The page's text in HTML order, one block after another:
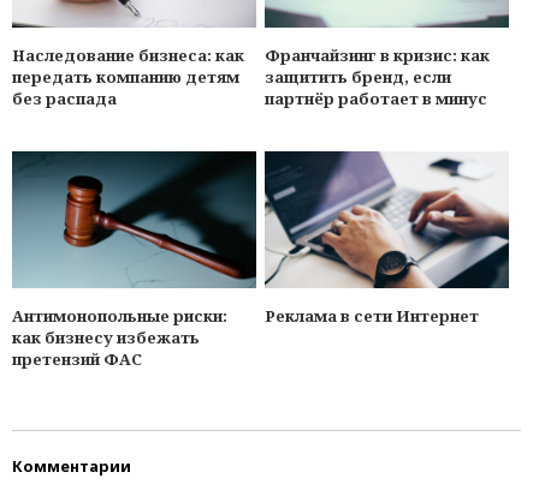
Наследование бизнеса: как
передать компанию детям
без распада
Франчайзинг в кризис: как
защитить бренд, если
партнёр работает в минуc
Антимонопольные риски:
как бизнесу избежать
претензий ФАС
Реклама в сети Интернет
Комментарии